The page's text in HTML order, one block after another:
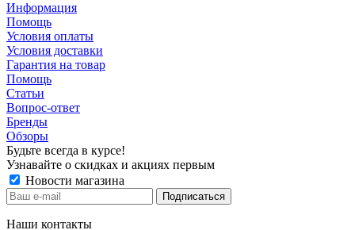
Информация
Помощь
Условия оплаты
Условия доставки
Гарантия на товар
Помощь
Статьи
Вопрос-ответ
Бренды
Обзоры
Будьте всегда в курсе!
Узнавайте о скидках и акциях первым
Новости магазина
Наши контакты